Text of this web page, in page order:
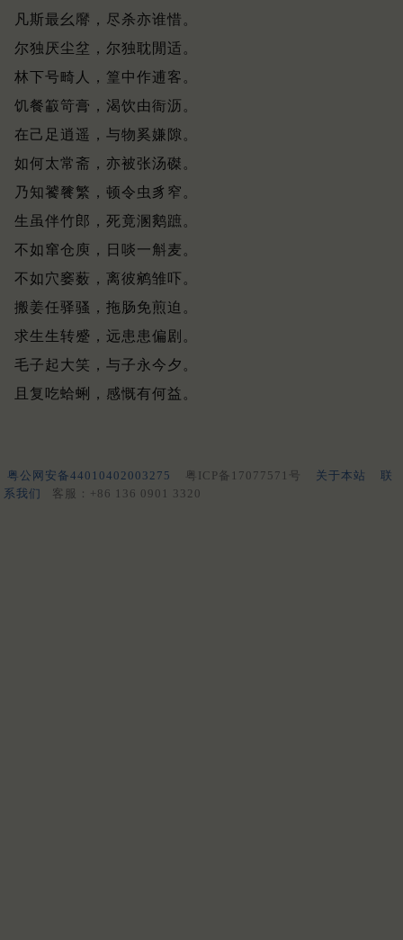
凡斯最幺䯢，尽杀亦谁惜。
尔独厌尘坌，尔独耽閒适。
林下号畸人，篁中作逋客。
饥餐䈛笴膏，渴饮由衙沥。
在己足逍遥，与物奚嫌隙。
如何太常斋，亦被张汤磔。
乃知饕餮繁，顿令虫豸窄。
生虽伴竹郎，死竟溷鹅蹠。
不如窜仓庾，日啖一斛麦。
不如穴窭薮，离彼鹓雏吓。
搬姜任驿骚，拖肠免煎迫。
求生生转蹙，远患患偏剧。
毛子起大笑，与子永今夕。
且复吃蛤蜊，感慨有何益。
粤公网安备44010402003275 粤ICP备17077571号 关于本站
联
系我们
客服：+86 136 0901 3320